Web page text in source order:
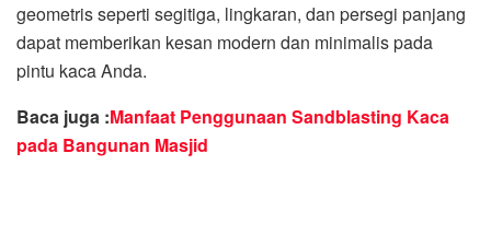
geometris seperti segitiga, lingkaran, dan persegi panjang
dapat memberikan kesan modern dan minimalis pada
pintu kaca Anda.
Baca juga :Manfaat Penggunaan Sandblasting Kaca
pada Bangunan Masjid